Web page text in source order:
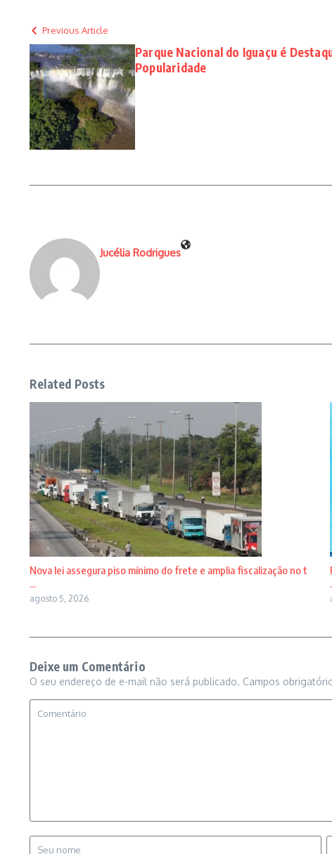
Previous Article
Parque Nacional do Iguaçu é
Popularidade
Jucélia Rodrigues
Related Posts
Nova lei assegura piso mínimo do frete e amplia fiscalização no t
...
agosto 5, 2026
Deixe um Comentário
O seu endereço de e-mail não será publicado. Campos